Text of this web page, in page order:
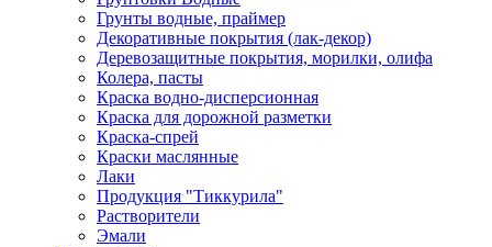
Грунты водные, праймер
Декоративные покрытия (лак-декор)
Деревозащитные покрытия, морилки, олифа
Колера, пасты
Краска водно-дисперсионная
Краска для дорожной разметки
Краска-спрей
Краски маслянные
Лаки
Продукция "Тиккурила"
Растворители
Эмали